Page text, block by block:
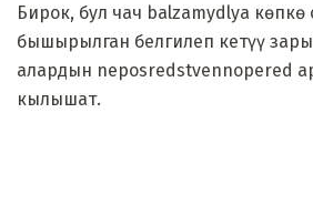
Бирок, бул чач balzamydlya көпкө
бышырылган белгилеп кетүү
алардын neposredstvennopered
кылышат.